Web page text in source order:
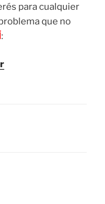
para cualquier
que no
: